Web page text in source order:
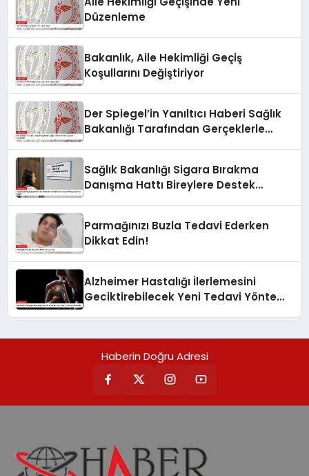
Düzenleme
Bakanlık, Aile Hekimliği Geçiş
Koşullarını Değiştiriyor
Der Spiegel’in Yanıltıcı Haberi Sağlık
Bakanlığı Tarafından Gerçeklerle
Sağlık Bakanlığı Sigara Bırakma
Danışma Hattı Bireylere Destek
Parmağınızı Buzla Tedavi Ederken
Dikkat Edin!
Alzheimer Hastalığı İlerlemesini
Geciktirebilecek Yeni Tedavi Yöntemi
Haberin Doğru Adresi